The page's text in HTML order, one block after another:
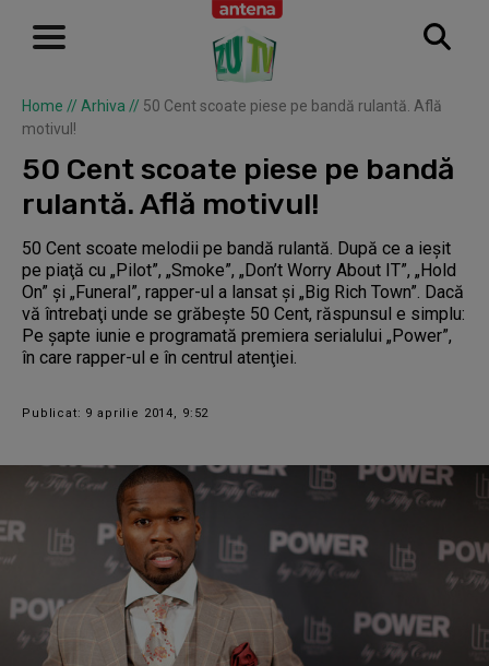
Home // Arhiva // 50 Cent scoate piese pe bandă rulantă. Află
motivul!
50 Cent scoate piese pe bandă
rulantă. Află motivul!
50 Cent scoate melodii pe bandă rulantă. După ce a ieşit
pe piaţă cu „Pilot”, „Smoke”, „Don’t Worry About IT”, „Hold
On” şi „Funeral”, rapper-ul a lansat şi „Big Rich Town”. Dacă
vă întrebaţi unde se grăbeşte 50 Cent, răspunsul e simplu:
Pe şapte iunie e programată premiera serialului „Power”,
în care rapper-ul e în centrul atenţiei.
Publicat: 9 aprilie 2014, 9:52